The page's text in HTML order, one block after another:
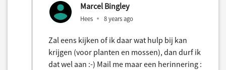
Marcel Bingley
Hees 8 years ago
Zal eens kijken of ik daar wat hulp bij kan
krijgen (voor planten en mossen), dan durf ik
dat wel aan :-) Mail me maar een herinnering :